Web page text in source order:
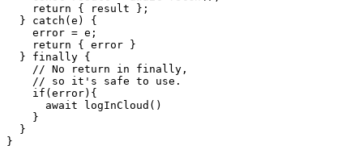
  let error: Error;
  try {
    const result = await fetch();
    return { result };
  } catch(e) {
    error = e;
    return { error }
  } finally {
    // No return in finally,
    // so it's safe to use.
    if(error){